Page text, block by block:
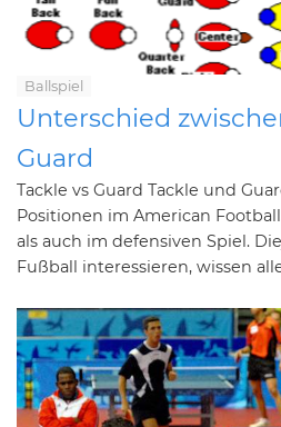
Ballspiel
Unterschied
Guard
Tackle vs Guard Tackle und
Positionen im American
als auch im defensiven Spiel.
Fußball interessieren, wissen